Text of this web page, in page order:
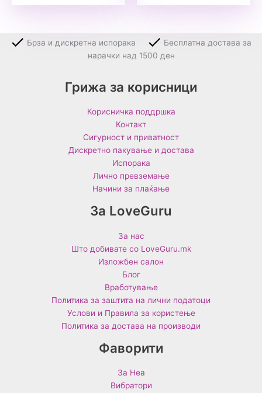
Брза и дискретна испорака
Бесплатна достава за
нарачки над 1500 ден
Грижа за корисници
Корисничка поддршка
Контакт
Сигурност и приватност
Дискретно пакување и достава
Испорака
Лично превземање
Начини за плаќање
За LoveGuru
За нас
Што добивате со LoveGuru.mk
Изложбен салон
Блог
Вработување
Политика за заштита на лични податоци
Услови и Правила за користење
Политика за достава на производи
Фаворити
За Неа
Вибратори